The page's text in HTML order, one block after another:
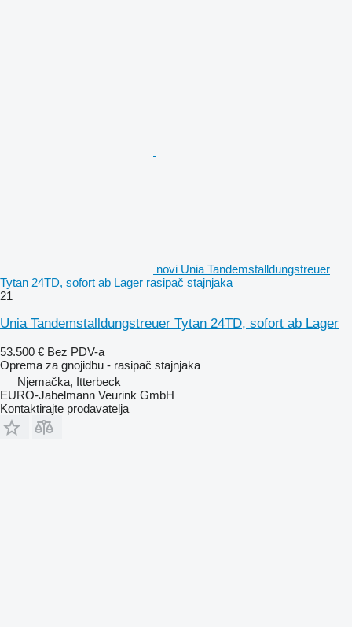
novi Unia Tandemstalldungstreuer
Tytan 24TD, sofort ab Lager rasipač stajnjaka
21
Unia Tandemstalldungstreuer Tytan 24TD, sofort ab Lager
53.500 € Bez PDV-a
Oprema za gnojidbu - rasipač stajnjaka
Njemačka, Itterbeck
EURO-Jabelmann Veurink GmbH
Kontaktirajte prodavatelja